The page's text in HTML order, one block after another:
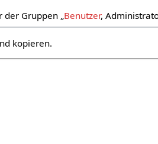
der Gruppen „Benutzer,
kopieren.